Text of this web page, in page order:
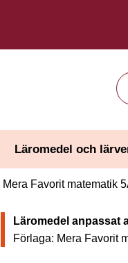
Läromedel och
Mera Favorit matematik
Läromedel anpassat
Förlaga: Mera Favorit